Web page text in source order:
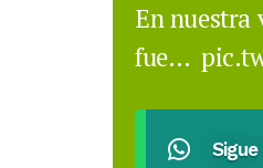
En nuestra
fue…
Sigue